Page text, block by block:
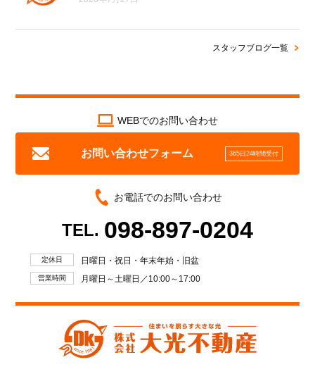
スタッフブログ一覧
WEBでのお問い合わせ
お問い合わせフォーム 365日24時間受付
お電話でのお問い合わせ
TEL. 098-897-0204
定休日 日曜日・祝日・年末年始・旧盆
営業時間 月曜日～土曜日／10:00～17:00